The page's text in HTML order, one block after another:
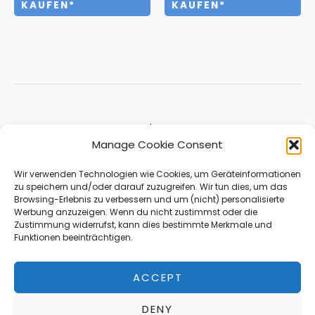
Manage Cookie Consent
Wir verwenden Technologien wie Cookies, um Geräteinformationen
zu speichern und/oder darauf zuzugreifen. Wir tun dies, um das
Browsing-Erlebnis zu verbessern und um (nicht) personalisierte
Werbung anzuzeigen. Wenn du nicht zustimmst oder die
Zustimmung widerrufst, kann dies bestimmte Merkmale und
Funktionen beeinträchtigen.
ACCEPT
DENY
KAUFEN*
KAUFEN*
About
Impressum & Contact
*Affiliate Link